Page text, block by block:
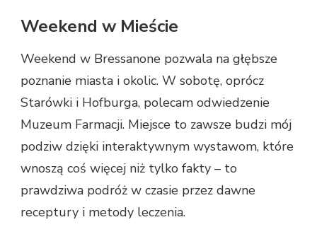
Weekend w Mieście
Weekend w Bressanone pozwala na głębsze
poznanie miasta i okolic. W sobotę, oprócz
Starówki i Hofburga, polecam odwiedzenie
Muzeum Farmacji. Miejsce to zawsze budzi mój
podziw dzięki interaktywnym wystawom, które
wnoszą coś więcej niż tylko fakty – to
prawdziwa podróż w czasie przez dawne
receptury i metody leczenia.